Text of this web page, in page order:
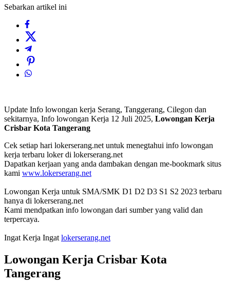
Sebarkan artikel ini
Update Info lowongan kerja Serang, Tanggerang, Cilegon dan
sekitarnya, Info lowongan Kerja 12 Juli 2025, Lowongan Kerja
Crisbar Kota Tangerang
Cek setiap hari lokerserang.net untuk menegtahui info lowongan
kerja terbaru loker di lokerserang.net
Dapatkan kerjaan yang anda dambakan dengan me-bookmark situs
kami www.lokerserang.net
Lowongan Kerja untuk SMA/SMK D1 D2 D3 S1 S2 2023 terbaru
hanya di lokerserang.net
Kami mendpatkan info lowongan dari sumber yang valid dan
terpercaya.
Ingat Kerja Ingat lokerserang.net
Lowongan Kerja Crisbar Kota
Tangerang